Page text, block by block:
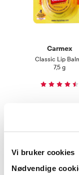
Vi bruker cookies
Nødvendige
Carmex
Classic Lip
7,5 g
Hent
ditt